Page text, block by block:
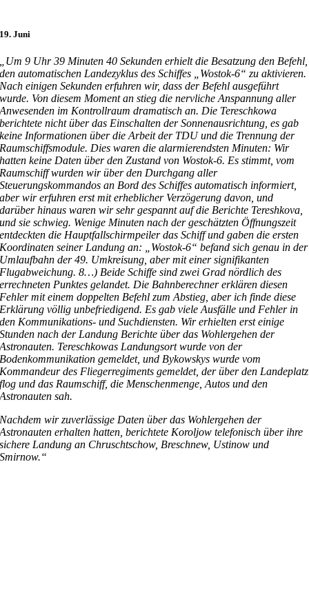
19. Juni
„Um 9 Uhr 39 Minuten 40 Sekunden erhielt die Besatzung den Befehl,
den automatischen Landezyklus des Schiffes „Wostok-6“ zu aktivieren.
Nach einigen Sekunden erfuhren wir, dass der Befehl ausgeführt
wurde. Von diesem Moment an stieg die nervliche Anspannung aller
Anwesenden im Kontrollraum dramatisch an. Die Tereschkowa
berichtete nicht über das Einschalten der Sonnenausrichtung, es gab
keine Informationen über die Arbeit der TDU und die Trennung der
Raumschiffsmodule. Dies waren die alarmierendsten Minuten: Wir
hatten keine Daten über den Zustand von Wostok-6. Es stimmt, vom
Raumschiff wurden wir über den Durchgang aller
Steuerungskommandos an Bord des Schiffes automatisch informiert,
aber wir erfuhren erst mit erheblicher Verzögerung davon, und
darüber hinaus waren wir sehr gespannt auf die Berichte Tereshkova,
und sie schwieg. Wenige Minuten nach der geschätzten Öffnungszeit
entdeckten die Hauptfallschirmpeiler das Schiff und gaben die ersten
Koordinaten seiner Landung an: „Wostok-6“ befand sich genau in der
Umlaufbahn der 49. Umkreisung, aber mit einer signifikanten
Flugabweichung. 8…) Beide Schiffe sind zwei Grad nördlich des
errechneten Punktes gelandet. Die Bahnberechner erklären diesen
Fehler mit einem doppelten Befehl zum Abstieg, aber ich finde diese
Erklärung völlig unbefriedigend. Es gab viele Ausfälle und Fehler in
den Kommunikations- und Suchdiensten. Wir erhielten erst einige
Stunden nach der Landung Berichte über das Wohlergehen der
Astronauten. Tereschkowas Landungsort wurde von der
Bodenkommunikation gemeldet, und Bykowskys wurde vom
Kommandeur des Fliegerregiments gemeldet, der über den Landeplatz
flog und das Raumschiff, die Menschenmenge, Autos und den
Astronauten sah.
Nachdem wir zuverlässige Daten über das Wohlergehen der
Astronauten erhalten hatten, berichtete Koroljow telefonisch über ihre
sichere Landung an Chruschtschow, Breschnew, Ustinow und
Smirnow.“